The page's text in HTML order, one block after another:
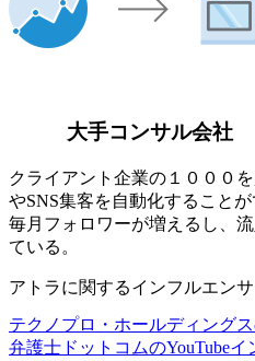
大手コンサル会社
クライアント企業の１０００
やSNS集客を自動化すること
毎月フォロワーが増えるし、
ている。
アトラに関するインフルエン
テクノプロ・ホールディング
弁護士ドットコムのYouTubeイ